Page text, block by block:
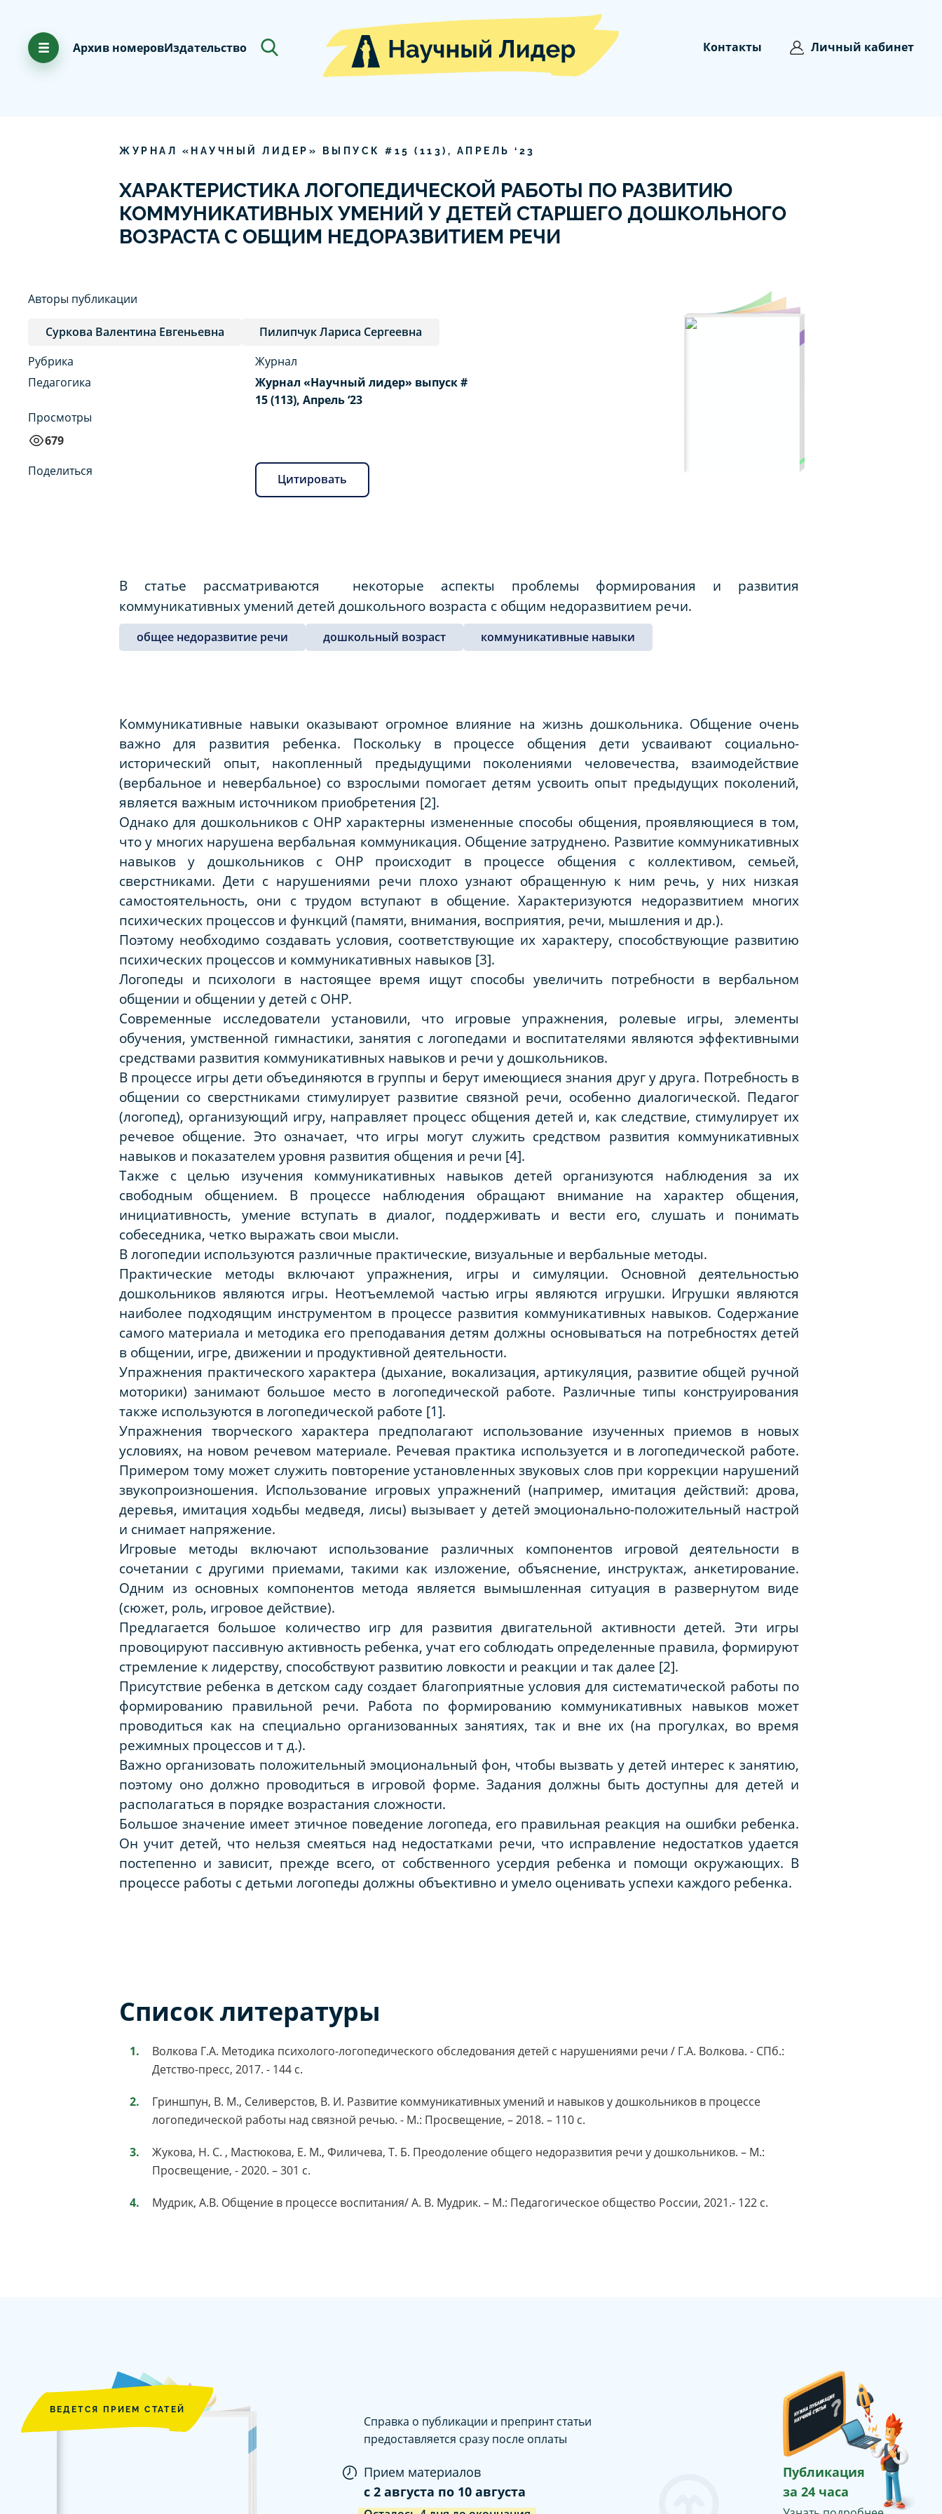
Архив номеровИздательство Контакты Личный кабинет
ЖУРНАЛ «НАУЧНЫЙ ЛИДЕР» ВЫПУСК # 15 ( 113), АПРЕЛЬ ‘ 23
ХАРАКТЕРИСТИКА ЛОГОПЕДИЧЕСКОЙ РАБОТЫ ПО РАЗВИТИЮ
КОММУНИКАТИВНЫХ УМЕНИЙ У ДЕТЕЙ СТАРШЕГО ДОШКОЛЬНОГО
ВОЗРАСТА С ОБЩИМ НЕДОРАЗВИТИЕМ РЕЧИ
Авторы публикации
Суркова Валентина Евгеньевна
Пилипчук Лариса Сергеевна
Рубрика
Педагогика
Просмотры
679
Журнал
Журнал «Научный лидер» выпуск #
15 (113), Апрель ‘23
Поделиться
Цитировать
В статье рассматриваются некоторые аспекты проблемы формирования и развития
коммуникативных умений детей дошкольного возраста с общим недоразвитием речи.
общее недоразвитие речи дошкольный возраст коммуникативные навыки
Коммуникативные навыки оказывают огромное влияние на жизнь дошкольника. Общение очень
важно для развития ребенка. Поскольку в процессе общения дети усваивают социально-
исторический опыт, накопленный предыдущими поколениями человечества, взаимодействие
(вербальное и невербальное) со взрослыми помогает детям усвоить опыт предыдущих поколений,
является важным источником приобретения [2].
Однако для дошкольников с ОНР характерны измененные способы общения, проявляющиеся в том,
что у многих нарушена вербальная коммуникация. Общение затруднено. Развитие коммуникативных
навыков у дошкольников с ОНР происходит в процессе общения с коллективом, семьей,
сверстниками. Дети с нарушениями речи плохо узнают обращенную к ним речь, у них низкая
самостоятельность, они с трудом вступают в общение. Характеризуются недоразвитием многих
психических процессов и функций (памяти, внимания, восприятия, речи, мышления и др.).
Поэтому необходимо создавать условия, соответствующие их характеру, способствующие развитию
психических процессов и коммуникативных навыков [3].
Логопеды и психологи в настоящее время ищут способы увеличить потребности в вербальном
общении и общении у детей с ОНР.
Современные исследователи установили, что игровые упражнения, ролевые игры, элементы
обучения, умственной гимнастики, занятия с логопедами и воспитателями являются эффективными
средствами развития коммуникативных навыков и речи у дошкольников.
В процессе игры дети объединяются в группы и берут имеющиеся знания друг у друга. Потребность в
общении со сверстниками стимулирует развитие связной речи, особенно диалогической. Педагог
(логопед), организующий игру, направляет процесс общения детей и, как следствие, стимулирует их
речевое общение. Это означает, что игры могут служить средством развития коммуникативных
навыков и показателем уровня развития общения и речи [4].
Также с целью изучения коммуникативных навыков детей организуются наблюдения за их
свободным общением. В процессе наблюдения обращают внимание на характер общения,
инициативность, умение вступать в диалог, поддерживать и вести его, слушать и понимать
собеседника, четко выражать свои мысли.
В логопедии используются различные практические, визуальные и вербальные методы.
Практические методы включают упражнения, игры и симуляции. Основной деятельностью
дошкольников являются игры. Неотъемлемой частью игры являются игрушки. Игрушки являются
наиболее подходящим инструментом в процессе развития коммуникативных навыков. Содержание
самого материала и методика его преподавания детям должны основываться на потребностях детей
в общении, игре, движении и продуктивной деятельности.
Упражнения практического характера (дыхание, вокализация, артикуляция, развитие общей ручной
моторики) занимают большое место в логопедической работе. Различные типы конструирования
также используются в логопедической работе [1].
Упражнения творческого характера предполагают использование изученных приемов в новых
условиях, на новом речевом материале. Речевая практика используется и в логопедической работе.
Примером тому может служить повторение установленных звуковых слов при коррекции нарушений
звукопроизношения. Использование игровых упражнений (например, имитация действий: дрова,
деревья, имитация ходьбы медведя, лисы) вызывает у детей эмоционально-положительный настрой
и снимает напряжение.
Игровые методы включают использование различных компонентов игровой деятельности в
сочетании с другими приемами, такими как изложение, объяснение, инструктаж, анкетирование.
Одним из основных компонентов метода является вымышленная ситуация в развернутом виде
(сюжет, роль, игровое действие).
Предлагается большое количество игр для развития двигательной активности детей. Эти игры
провоцируют пассивную активность ребенка, учат его соблюдать определенные правила, формируют
стремление к лидерству, способствуют развитию ловкости и реакции и так далее [2].
Присутствие ребенка в детском саду создает благоприятные условия для систематической работы по
формированию правильной речи. Работа по формированию коммуникативных навыков может
проводиться как на специально организованных занятиях, так и вне их (на прогулках, во время
режимных процессов и т д.).
Важно организовать положительный эмоциональный фон, чтобы вызвать у детей интерес к занятию,
поэтому оно должно проводиться в игровой форме. Задания должны быть доступны для детей и
располагаться в порядке возрастания сложности.
Большое значение имеет этичное поведение логопеда, его правильная реакция на ошибки ребенка.
Он учит детей, что нельзя смеяться над недостатками речи, что исправление недостатков удается
постепенно и зависит, прежде всего, от собственного усердия ребенка и помощи окружающих. В
процессе работы с детьми логопеды должны объективно и умело оценивать успехи каждого ребенка.
Список литературы
Волкова Г.А. Методика психолого-логопедического обследования детей с нарушениями речи / Г.А. Волкова. - СПб.:
Детство-пресс, 2017. - 144 с.
Гриншпун, В. М., Селиверстов, В. И. Развитие коммуникативных умений и навыков у дошкольников в процессе
логопедической работы над связной речью. - М.: Просвещение, – 2018. – 110 с.
Жукова, Н. С. , Мастюкова, Е. М., Филичева, Т. Б. Преодоление общего недоразвития речи у дошкольников. – М.:
Просвещение, - 2020. – 301 с.
Мудрик, А.В. Общение в процессе воспитания/ А. В. Мудрик. – М.: Педагогическое общество России, 2021.- 122 с.
ВЕДЕТСЯ ПРИЕМ СТАТЕЙ
Справка о публикации и препринт статьи
предоставляется сразу после оплаты
Прием материалов
c 2 августа по 10 августа
Публикация
за 24 часа